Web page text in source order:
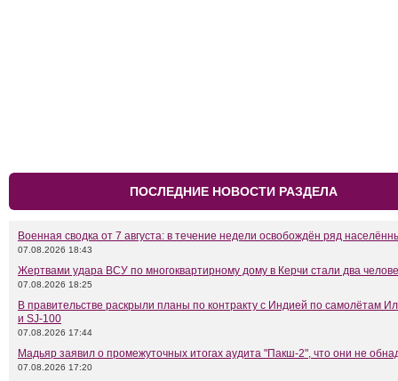
ПОСЛЕДНИЕ НОВОСТИ РАЗДЕЛА
Военная сводка от 7 августа: в течение недели освобождён ряд
07.08.2026 18:43
Жертвами удара ВСУ по многоквартирному дому в Керчи стали два
07.08.2026 18:25
В правительстве раскрыли планы по контракту с Индией по самолётам
и SJ-100
07.08.2026 17:44
Мадьяр заявил о промежуточных итогах аудита "Пакш-2", что они не
07.08.2026 17:20